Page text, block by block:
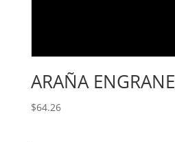
ARAÑA ENGRANE
$64.26